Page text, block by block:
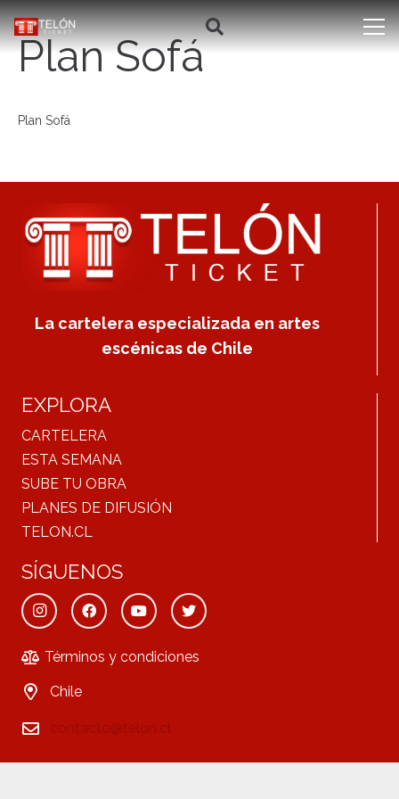
Plan Sofá
Plan Sofá
La cartelera especializada en artes
escénicas de Chile
EXPLORA
CARTELERA
ESTA SEMANA
SUBE TU OBRA
PLANES DE DIFUSIÓN
TELON.CL
SÍGUENOS
Términos y condiciones
Chile
contacto@telon.cl